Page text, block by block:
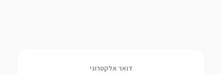
דואר אלקטרוני